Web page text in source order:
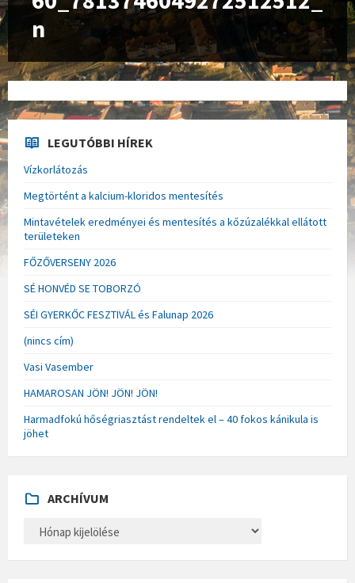
n
LEGUTÓBBI HÍREK
Vízkorlátozás
Megtörtént a kalcium-kloridos mentesítés
Mintavételek eredményei és mentesítés a kőzúzalékkal ellátott
területeken
FŐZŐVERSENY 2026
SÉ HONVÉD SE TOBORZÓ
SÉI GYERKŐC FESZTIVÁL és Falunap 2026
(nincs cím)
Vasi Vasember
HAMAROSAN JÖN! JÖN! JÖN!
Harmadfokú hőségriasztást rendeltek el – 40 fokos kánikula is
jöhet
ARCHÍVUM
H